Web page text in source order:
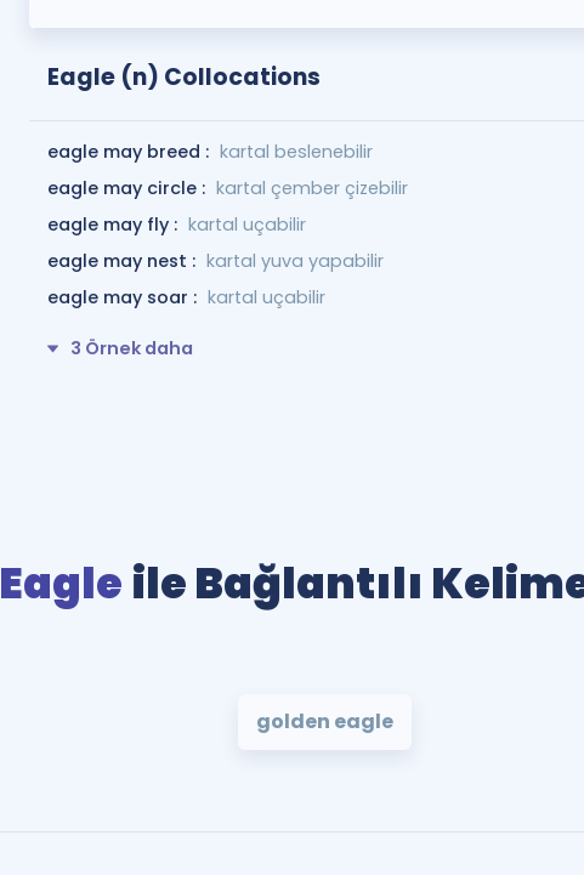
Eagle (n) Collocations
eagle may breed : kartal beslenebilir
eagle may circle : kartal çember çizebilir
eagle may fly : kartal uçabilir
eagle may nest : kartal yuva yapabilir
eagle may soar : kartal uçabilir
3 Örnek daha
Eagle ile Bağlantılı
golden eagle